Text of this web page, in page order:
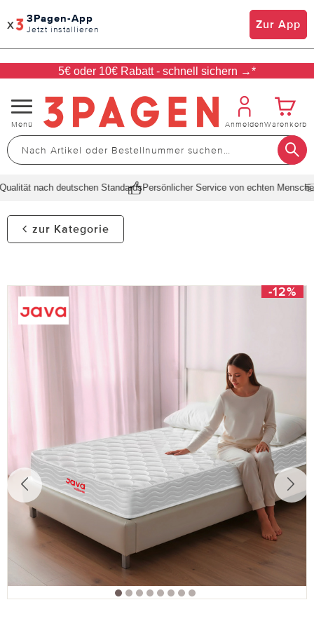
x 3Pagen-App
Jetzt installieren Zur App
5€ oder 10€ Rabatt - schnell sichern →*
Navigation
umschalten
Menü AnmeldenWarenkorb
nach deutschen StandardsPersönlicher Service von echten Menschen
zur Kategorie
-12%